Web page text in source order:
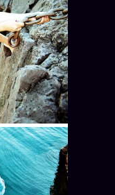
LINEAGE 10 ANS